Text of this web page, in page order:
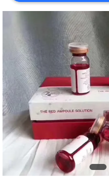
ツ
品
質
管
理
連